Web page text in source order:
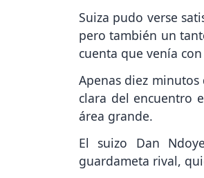
Suiza pudo verse
pero también un
cuenta que venía
Apenas diez
clara del encuentro
área grande.
El suizo Dan
guardameta rival,